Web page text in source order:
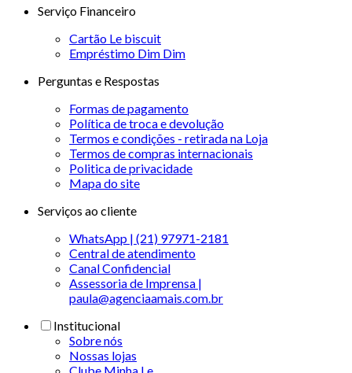
Serviço Financeiro
Cartão Le biscuit
Empréstimo Dim Dim
Perguntas e Respostas
Formas de pagamento
Política de troca e devolução
Termos e condições - retirada na Loja
Termos de compras internacionais
Politica de privacidade
Mapa do site
Serviços ao cliente
WhatsApp | (21) 97971-2181
Central de atendimento
Canal Confidencial
Assessoria de Imprensa |
paula@agenciaamais.com.br
Institucional
Sobre nós
Nossas lojas